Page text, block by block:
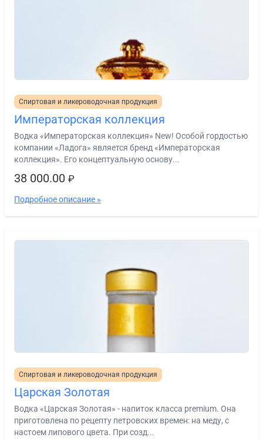
Спиртовая и ликероводочная продукция
Императорская коллекция
Водка «Императорская коллекция» New! Особой гордостью
компании «Ладога» является бренд «Императорская
коллекция». Его концептуальную основу...
38 000.00 ₽
Подробное описание »
Спиртовая и ликероводочная продукция
Царская Золотая
Водка «Царская Золотая» - напиток класса premium. Она
приготовлена по рецепту петровских времен: на меду, с
настоем липового цвета. При созд...